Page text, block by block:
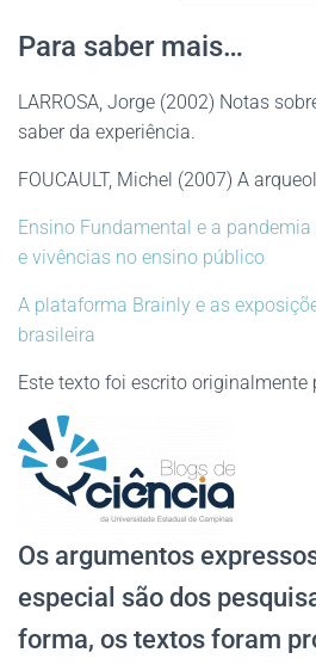
Para saber mais…
LARROSA, Jorge (2002) Notas
saber da experiência.
FOUCAULT, Michel (2007) A
Ensino Fundamental e a
e vivências no ensino público
A plataforma Brainly e as
brasileira
Este texto foi escrito originalmente
Os argumentos
especial são dos
forma, os textos foram